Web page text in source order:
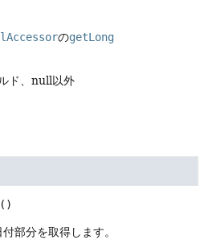
のgetLong
ド、null以外
()
部分を取得します。